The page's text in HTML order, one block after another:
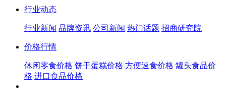
行业动态
行业新闻 品牌资讯 公司新闻 热门话题 招商研究院
价格行情
休闲零食价格 饼干蛋糕价格 方便速食价格 罐头食品价
格 进口食品价格